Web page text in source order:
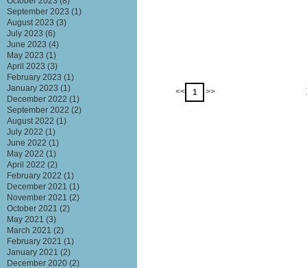
<< 1 >>
September 2023 (1)
August 2023 (3)
July 2023 (6)
June 2023 (4)
May 2023 (1)
April 2023 (3)
February 2023 (1)
January 2023 (1)
December 2022 (1)
September 2022 (2)
August 2022 (1)
July 2022 (1)
June 2022 (1)
May 2022 (1)
April 2022 (2)
February 2022 (1)
December 2021 (1)
November 2021 (2)
October 2021 (2)
May 2021 (3)
March 2021 (2)
February 2021 (1)
January 2021 (2)
December 2020 (2)